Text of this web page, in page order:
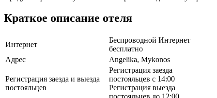
Краткое описание отеля
Интернет
Беспроводной Интернет
бесплатно
Адрес
Angelika, Mykonos
Регистрация заезда и выезда
постояльцев
Регистрация заезда
постояльцев с 14:00
Регистрация выезда